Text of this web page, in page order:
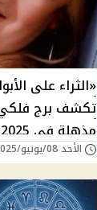
«الثراء على
تكشف برج
مذهلة في 2025 – هل أنت المحظوظ؟
الأحد 08/يونيو/2025 - 12:00 ص